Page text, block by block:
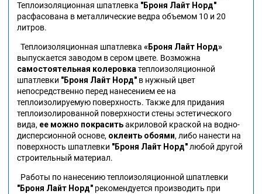
Теплоизоляционная шпатлевка "Броня Лайт Норд"
расфасована в металлические ведра объемом 10 и 20
литров.
Теплоизоляционная шпатлевка «Броня Лайт Норд»
выпускается заводом в сером цвете. Возможна
самостоятельная колеровкатеплоизоляционной
шпатлевки "Броня Лайт Норд" в нужный цвет
непосредственно перед нанесением ее на
теплоизолируемую поверхность. Также для придания
теплоизолированной поверхности стены эстетического
вида, ее можно покраситьакриловой краской на водно-
дисперсионной основе, оклеить обоями, либо нанести на
поверхность шпатлевки "Броня Лайт Норд"любой другой
строительный материал.
Работы по нанесению теплоизоляционной шпатлевки
"Броня Лайт Норд" рекомендуется производить при